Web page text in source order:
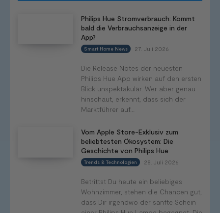
Philips Hue Stromverbrauch: Kommt
bald die Verbrauchsanzeige in der
App?
Smart Home News 27. Juli 2026
Die Release Notes der neuesten
Philips Hue App wirken auf den ersten
Blick unspektakulär. Wer aber genau
hinschaut, erkennt, dass sich der
Marktführer auf...
Vom Apple Store-Exklusiv zum
beliebtesten Ökosystem: Die
Geschichte von Philips Hue
Trends & Technologien 28. Juli 2026
Betrittst Du heute ein beliebiges
Wohnzimmer, stehen die Chancen gut,
dass Dir irgendwo der sanfte Schein